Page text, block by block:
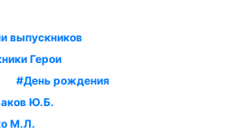
выпускников
Герои
#День рождения
Ю.Б.
М.Л.